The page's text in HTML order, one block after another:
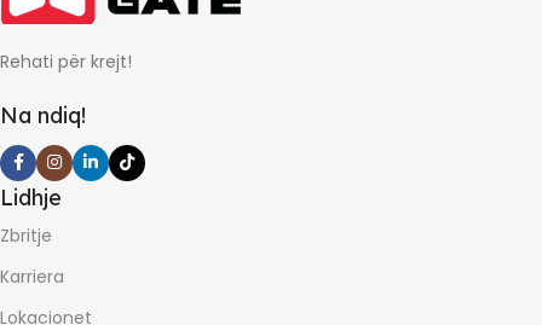
Rehati për krejt!
Na ndiq!
Lidhje
Zbritje
Karriera
Lokacionet